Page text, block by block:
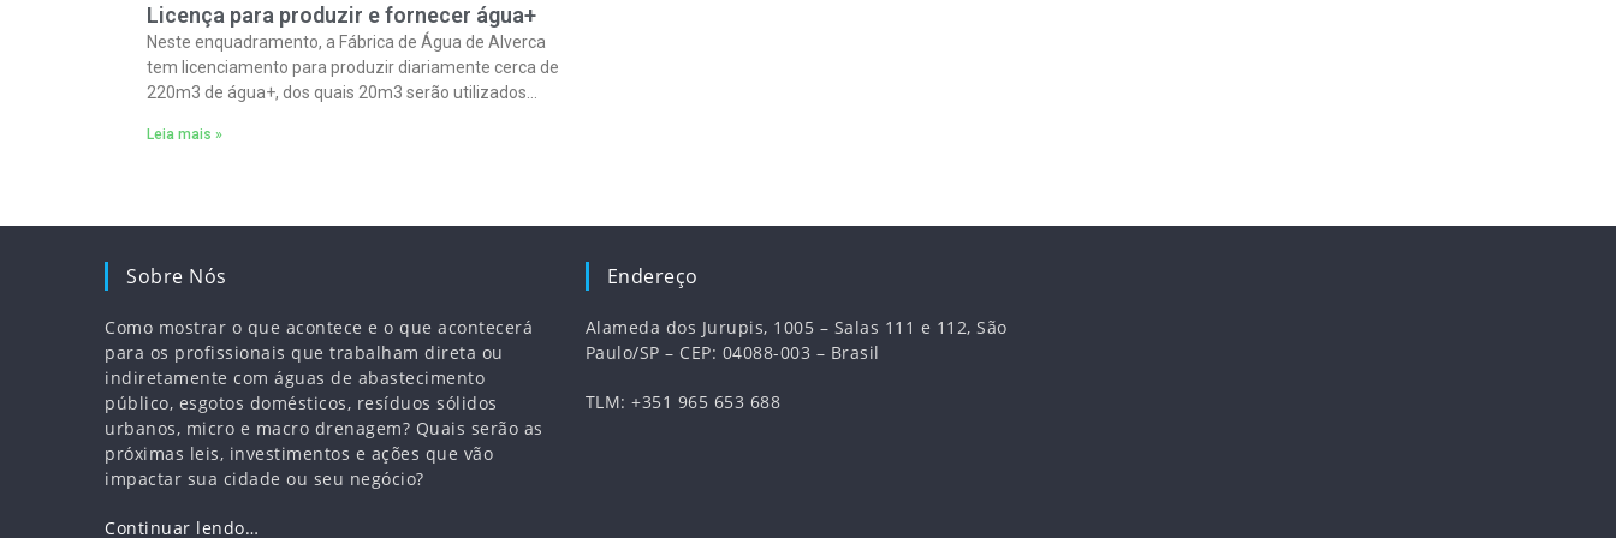
Licença para produzir e fornecer água+
Neste enquadramento, a Fábrica de Água de Alverca
tem licenciamento para produzir diariamente cerca de
220m3 de água+, dos quais 20m3 serão utilizados
Leia mais »
Sobre Nós
Como mostrar o que acontece e o que acontecerá
para os profissionais que trabalham direta ou
indiretamente com águas de abastecimento
público, esgotos domésticos, resíduos sólidos
urbanos, micro e macro drenagem? Quais serão as
próximas leis, investimentos e ações que vão
impactar sua cidade ou seu negócio?
Continuar lendo…
Endereço
Alameda dos Jurupis, 1005 – Salas 111 e 112, São
Paulo/SP – CEP: 04088-003 – Brasil
TLM: +351 965 653 688